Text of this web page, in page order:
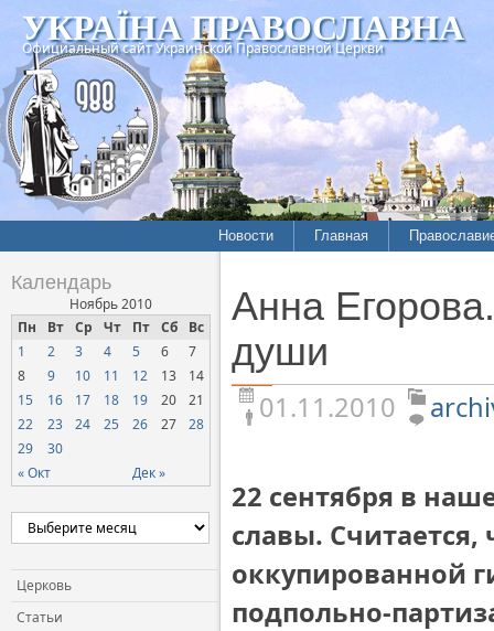
УКРАЇНА ПРАВОСЛАВНА
Официальный сайт Украинской Православной Церкви
Новости
Межконфессиональные
отношения
Нарушения прав
верующих
Официальная хроника
СЛУЖЕНИЕ
Церковь и общество
Церковь и СМИ
Главная
История
Календарь
Ноябрь 2010
Пн
Вт Ср Чт Пт Сб Вс
« Окт Дек »
1 2 3 4 5 6
7
8
9 10 11 12 13
14
15
16 17 18 19 20
21
22
23 24 25 26 27
28
29
30
Церковь
Статьи
Анна
души
01.11.2010
22 сентября в
славы. Считается,
оккупированной
подпольно-